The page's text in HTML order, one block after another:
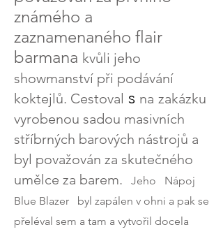
známého a
zaznamenaného flair
barmana kvůli jeho
showmanství při podávání
koktejlů. Cestoval s na zakázku
vyrobenou sadou masivních
stříbrných barových nástrojů a
byl považován za skutečného
umělce za barem.
Jeho
Nápoj
Blue Blazer
byl zapálen v ohni a pak se
přeléval sem a tam a vytvořil docela